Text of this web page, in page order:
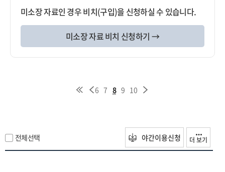
미소장 자료인 경우 비치(구입)을 신청하실 수 있습니다.
미소장 자료 비치 신청하기 →
6 7 8 9 10
전체선택 야간이용신청 더 보기